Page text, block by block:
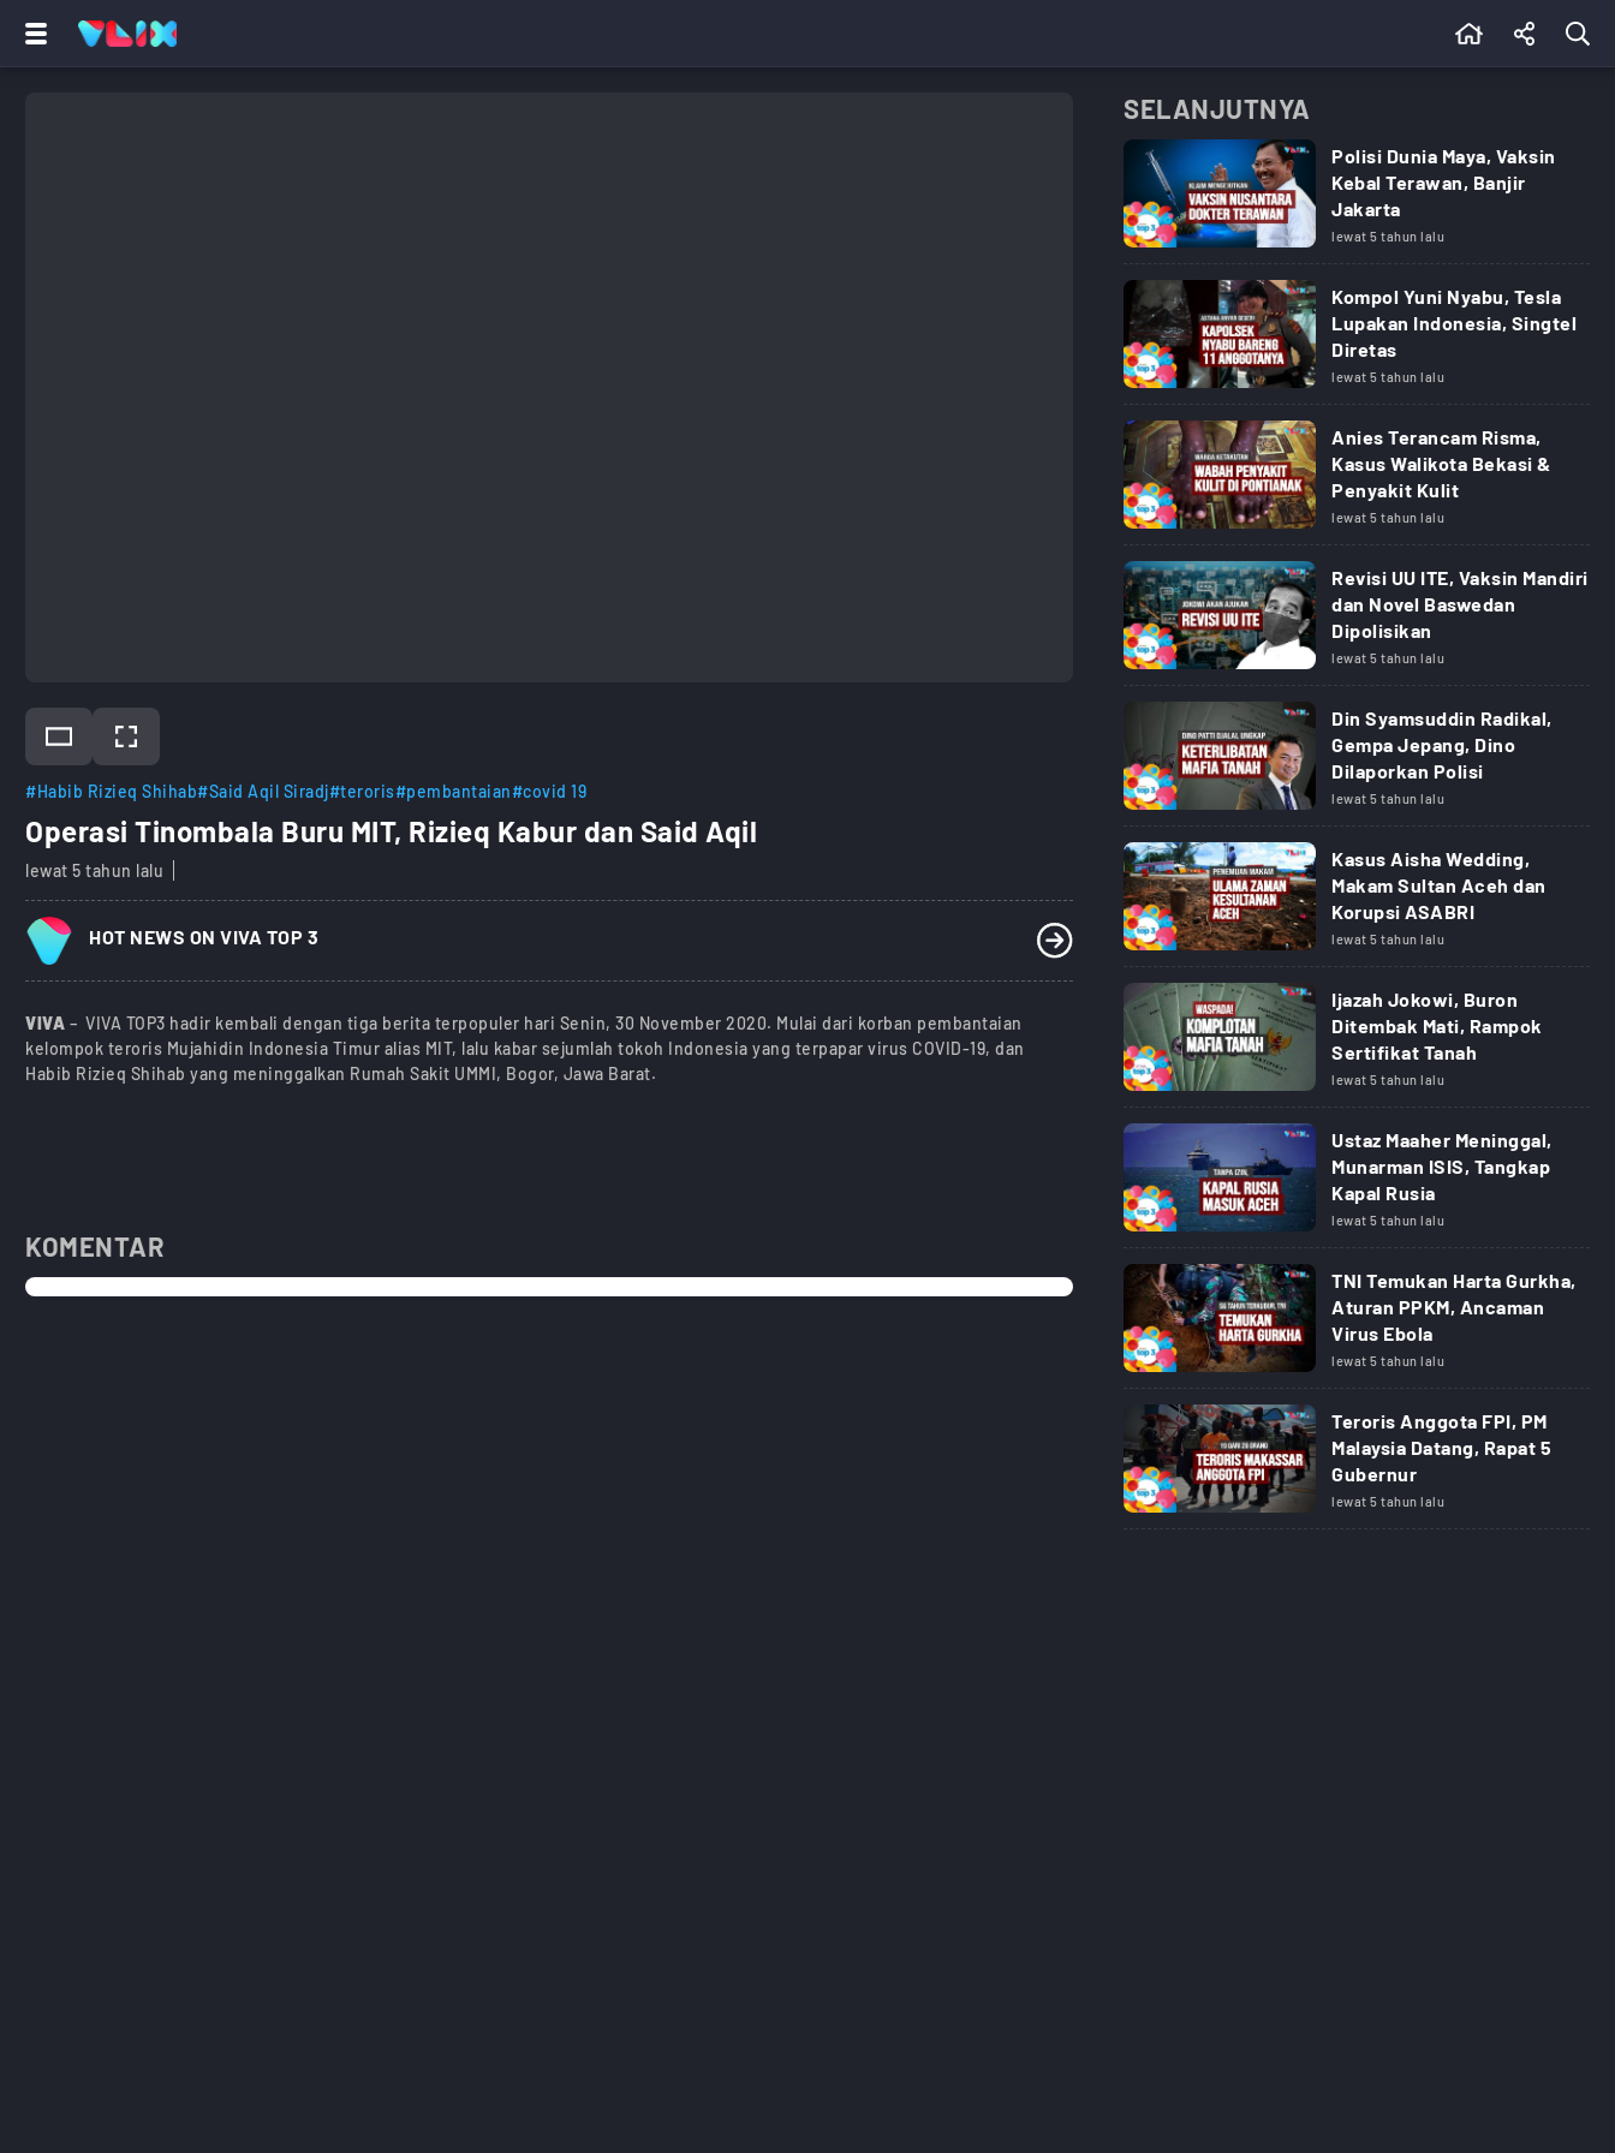
#Habib Rizieq Shihab#Said Aqil Siradj#teroris#pembantaian#covid 19
Operasi Tinombala Buru MIT, Rizieq Kabur dan Said Aqil
lewat 5 tahun lalu
HOT NEWS ON VIVA TOP 3
VIVA – VIVA TOP3 hadir kembali dengan tiga berita terpopuler hari Senin, 30 November 2020. Mulai dari korban pembantaian
kelompok teroris Mujahidin Indonesia Timur alias MIT, lalu kabar sejumlah tokoh Indonesia yang terpapar virus COVID-19, dan
Habib Rizieq Shihab yang meninggalkan Rumah Sakit UMMI, Bogor, Jawa Barat.
KOMENTAR
SELANJUTNYA
Polisi Dunia Maya, Vaksin
Kebal Terawan, Banjir
Jakarta
lewat 5 tahun lalu
Kompol Yuni Nyabu, Tesla
Lupakan Indonesia, Singtel
Diretas
lewat 5 tahun lalu
Anies Terancam Risma,
Kasus Walikota Bekasi &
Penyakit Kulit
lewat 5 tahun lalu
Revisi UU ITE, Vaksin Mandiri
dan Novel Baswedan
Dipolisikan
lewat 5 tahun lalu
Din Syamsuddin Radikal,
Gempa Jepang, Dino
Dilaporkan Polisi
lewat 5 tahun lalu
Kasus Aisha Wedding,
Makam Sultan Aceh dan
Korupsi ASABRI
lewat 5 tahun lalu
Ijazah Jokowi, Buron
Ditembak Mati, Rampok
Sertifikat Tanah
lewat 5 tahun lalu
Ustaz Maaher Meninggal,
Munarman ISIS, Tangkap
Kapal Rusia
lewat 5 tahun lalu
TNI Temukan Harta Gurkha,
Aturan PPKM, Ancaman
Virus Ebola
lewat 5 tahun lalu
Teroris Anggota FPI, PM
Malaysia Datang, Rapat 5
Gubernur
lewat 5 tahun lalu